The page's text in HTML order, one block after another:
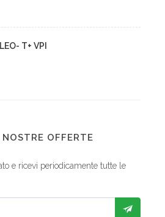
T+ VPI
OFFERTE
e ricevi periodicamente tutte le